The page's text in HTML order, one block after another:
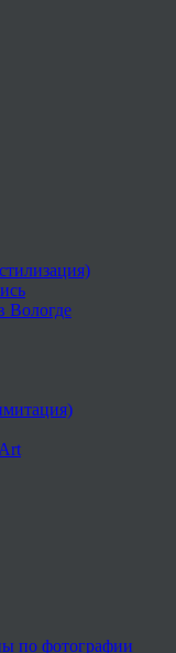
Вологде